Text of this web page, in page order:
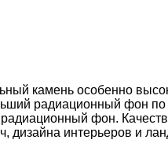
камень особенно
радиационный фон
фон.
дизайна интерьеров и